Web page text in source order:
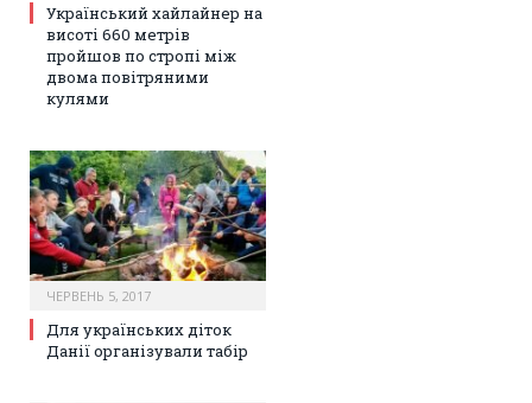
Український хайлайнер на
висоті 660 метрів
пройшов по стропі між
двома повітряними
кулями
ЧЕРВЕНЬ 5, 2017
Для українських діток
Данії організували табір